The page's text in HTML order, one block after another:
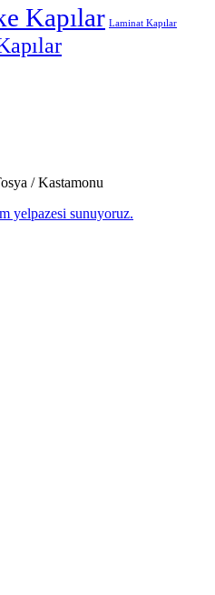
Kapılar Laminat Kapılar
/ Kastamonu
yelpazesi sunuyoruz.